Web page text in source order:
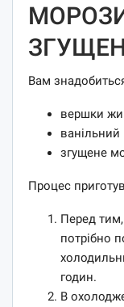
Вам
вершки
згущене
Процес
Перед
потрібно
годин.
В